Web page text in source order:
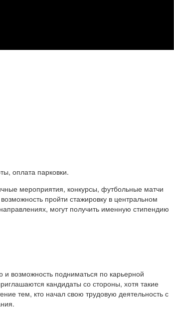
оплата парковки.
мероприятия, конкурсы, футбольные матчи
пройти стажировку в центральном
могут получить именную стипендию
возможность подниматься по карьерной
кандидаты со стороны, хотя такие
тем, кто начал свою трудовую деятельность с